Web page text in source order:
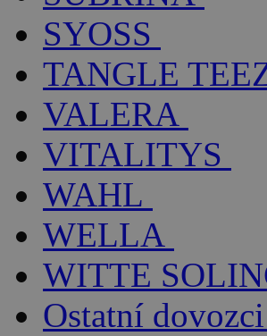
SYOSS
TANGLE
VALERA
VITALITYS
WAHL
WELLA
WITTE
Ostatní